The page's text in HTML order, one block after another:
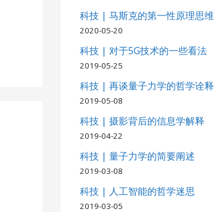
科技 | 马斯克的第一性原理思维
2020-05-20
科技 | 对于5G技术的一些看法
2019-05-25
科技 | 再谈量子力学的哲学诠释
2019-05-08
科技 | 摄影背后的信息学解释
2019-04-22
科技 | 量子力学的简要阐述
2019-03-08
科技 | 人工智能的哲学迷思
2019-03-05